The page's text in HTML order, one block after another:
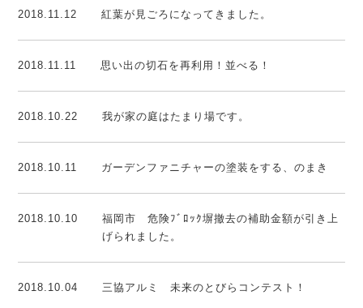
2018.11.12 紅葉が見ごろになってきました。
2018.11.11 思い出の切石を再利用！並べる！
2018.10.22 我が家の庭はたまり場です。
2018.10.11 ガーデンファニチャーの塗装をする、のまき
2018.10.10
福岡市 危険ﾌﾞﾛｯｸ塀撤去の補助金額が引き上
げられました。
2018.10.04 三協アルミ 未来のとびらコンテスト！